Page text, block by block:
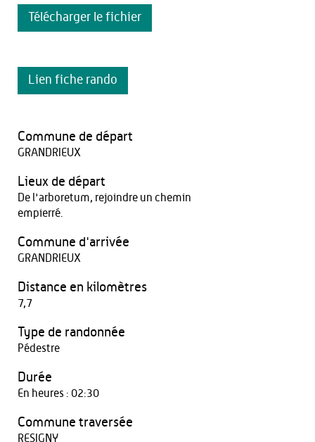
Télécharger le fichier
Lien fiche rando
Commune de départ
GRANDRIEUX
Lieux de départ
De l'arboretum, rejoindre un chemin
empierré.
Commune d'arrivée
GRANDRIEUX
Distance en kilomètres
7,7
Type de randonnée
Pédestre
Durée
En heures : 02:30
Commune traversée
RESIGNY